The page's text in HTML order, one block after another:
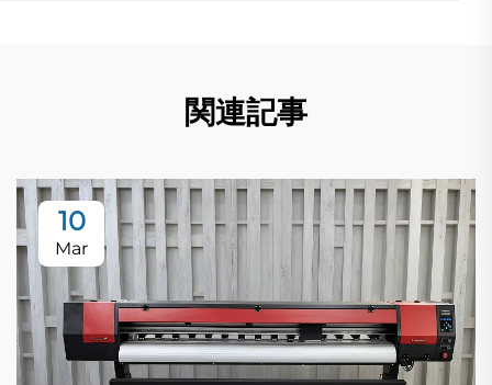
関連記事
10
Mar